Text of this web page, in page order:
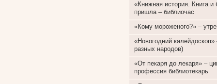
«Книжная история. Книга и
пришла – библиочас
«Кому мороженого?» –
«Новогодний
разных народов)
«От пекаря до лекаря» –
профессия библиотекарь